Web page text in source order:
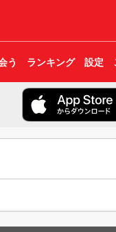
う ランキング 設定